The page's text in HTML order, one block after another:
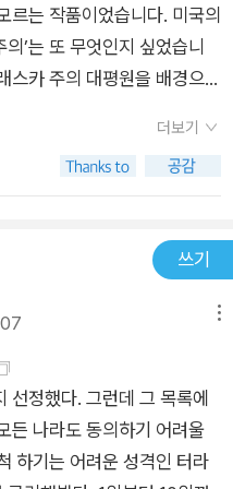
더보기
쓰기
선정했다. 그런데 그 목록에
든 나라도 동의하기 어려울
하기는 어려운 성격인 터라